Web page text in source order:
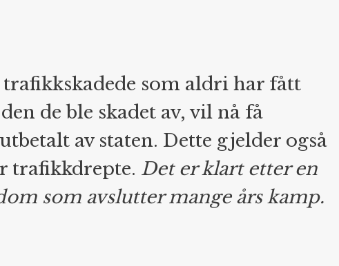
som aldri har fått
de ble skadet av, vil nå få
av staten. Dette gjelder også
trafikkdrepte. Det er klart etter en
som avslutter mange års kamp.